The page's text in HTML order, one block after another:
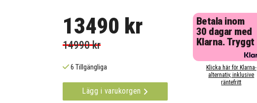
13490 kr
14990 kr
6 Tillgängliga
Lägg i varukorgen
Betala inom
30 dagar med
Klarna. Tryggt
Klicka här för Klarna-
alternativ, inklusive
räntefritt